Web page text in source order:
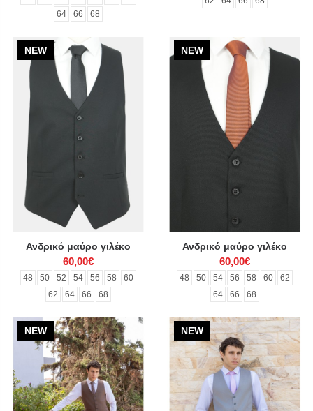
64
66 68
NEW
Ανδρικό μαύρο γιλέκο
60,00€
48 50 52 54 56 58
60
62
64 66 68
NEW
Ανδρικό μαύρο γιλέκο
60,00€
48 50 54 56 58 60
62
64
66 68
NEW NEW